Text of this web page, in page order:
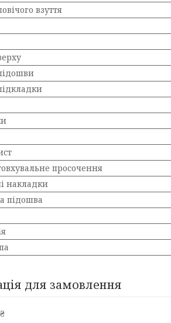
взуття
просочення
накладки
підошва
для замовлення